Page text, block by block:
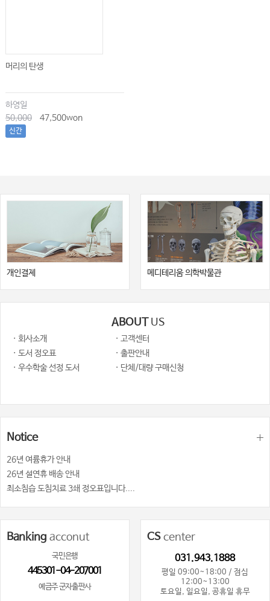
머리의 탄생
하영일
50,000
47,500won
신간
개인결제 메디테리움 의학박물관
ABOUT US
· 회사소개
· 고객센터
· 도서 정오표
· 출판안내
· 우수학술 선정 도서
· 단체/대량 구매신청
Notice
26년 여륨휴가 안내
26년 설연휴 배송 안내
최소침습 도침치료 3쇄 정오표입니다....
Banking acconut
국민은행
445301-04-207001
예금주 군자출판사
CScenter
031.943.1888
평일 09:00~18:00 / 점심
12:00~13:00
토요일, 일요일, 공휴일 휴무